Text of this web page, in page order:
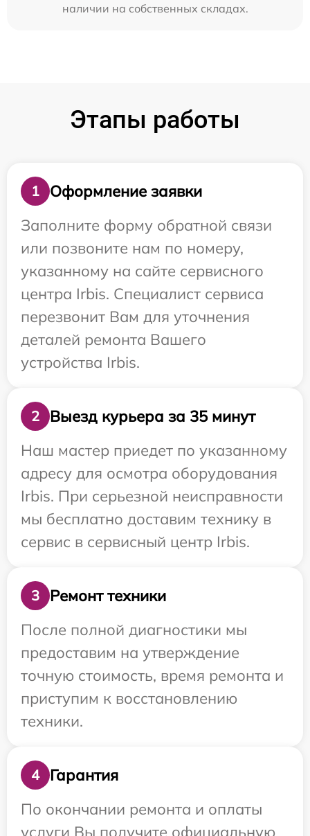
наличии на собственных складах.
Этапы работы
1
Оформление заявки
Заполните форму обратной связи
или позвоните нам по номеру,
указанному на сайте сервисного
центра Irbis. Специалист сервиса
перезвонит Вам для уточнения
деталей ремонта Вашего
устройства Irbis.
2
Выезд курьера за 35 минут
Наш мастер приедет по указанному
адресу для осмотра оборудования
Irbis. При серьезной неисправности
мы бесплатно доставим технику в
сервис в сервисный центр Irbis.
3
Ремонт техники
После полной диагностики мы
предоставим на утверждение
точную стоимость, время ремонта и
приступим к восстановлению
техники.
4
Гарантия
По окончании ремонта и оплаты
услуги Вы получите официальную